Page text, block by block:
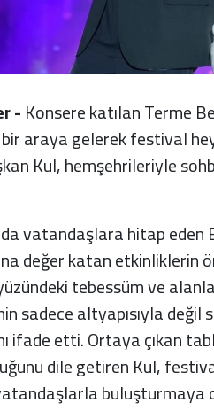
-Konsere katılan Terme
araya gelerek festival
Kul, hemşehrileriyle
vatandaşlara hitap
değer katan etkinliklerin
tebessüm ve
sadece altyapısıyla
ifade etti. Ortaya çıkan
dile getiren Kul,
buluşturmaya